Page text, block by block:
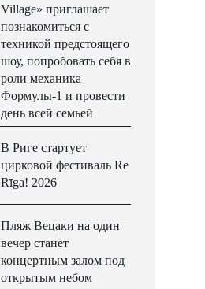
Village» приглашает
познакомиться с
техникой предстоящего
шоу, попробовать себя в
роли механика
Формулы-1 и провести
день всей семьей
В Риге стартует
цирковой фестиваль Re
Rīga! 2026
Пляж Вецаки на один
вечер станет
концертным залом под
открытым небом